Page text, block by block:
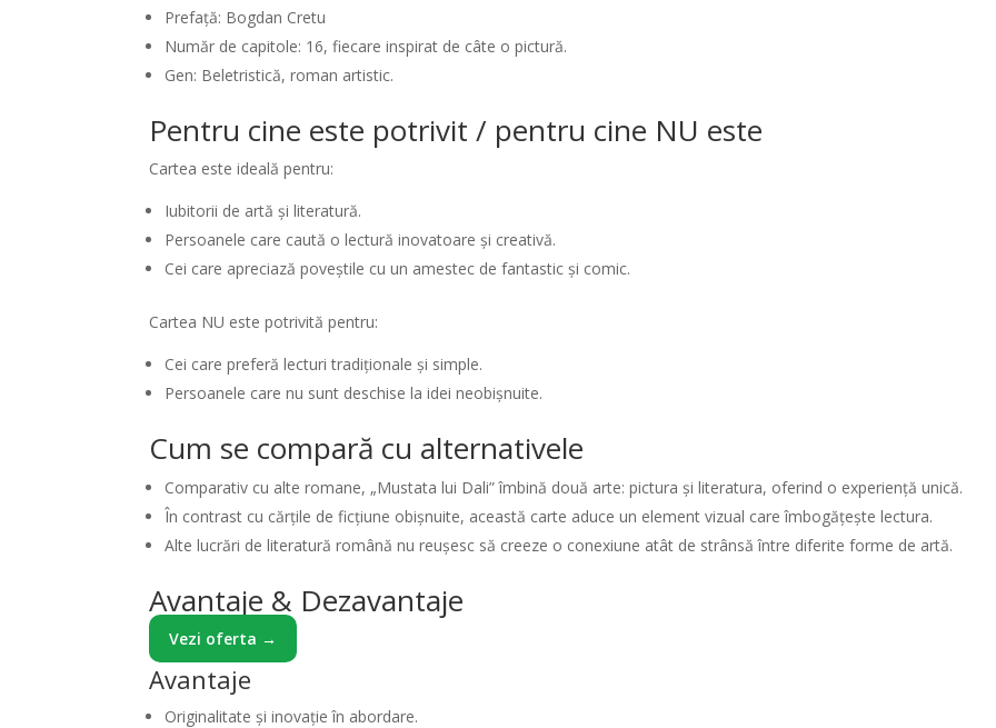
Prefață: Bogdan Cretu
Număr de capitole: 16, fiecare inspirat de câte o pictură.
Gen: Beletristică, roman artistic.
Pentru cine este potrivit / pentru cine NU este
Cartea este ideală pentru:
Iubitorii de artă și literatură.
Persoanele care caută o lectură inovatoare și creativă.
Cei care apreciază poveștile cu un amestec de fantastic și comic.
Cartea NU este potrivită pentru:
Cei care preferă lecturi tradiționale și simple.
Persoanele care nu sunt deschise la idei neobișnuite.
Cum se compară cu alternativele
Comparativ cu alte romane, „Mustata lui Dali” îmbină două arte: pictura și literatura, oferind o experiență unică.
În contrast cu cărțile de ficțiune obișnuite, această carte aduce un element vizual care îmbogățește lectura.
Alte lucrări de literatură română nu reușesc să creeze o conexiune atât de strânsă între diferite forme de artă.
Avantaje & Dezavantaje
Vezi oferta →
Avantaje
Originalitate și inovație în abordare.